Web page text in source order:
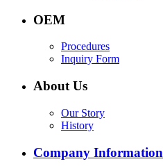
OEM
Procedures
Inquiry Form
About Us
Our Story
History
Company Information